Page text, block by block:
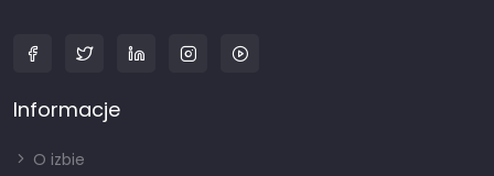
Informacje
O izbie